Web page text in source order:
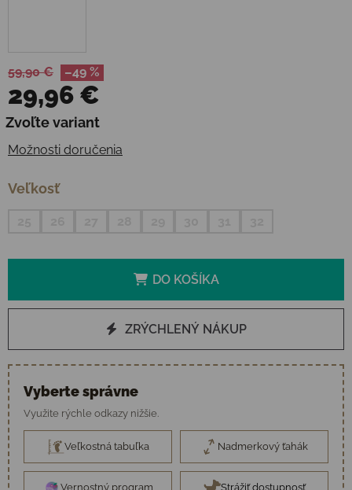
59,90 € –49 %
29,96 €
Jednotková cena:
Zvoľte variant
Možnosti doručenia
Veľkosť
DO KOŠÍKA
ZRÝCHLENÝ NÁKUP
Vyberte správne
Využite rýchle odkazy nižšie.
Veľkostná tabuľka Nadmerkový ťahák
Vernostný program Strážiť dostupnosť